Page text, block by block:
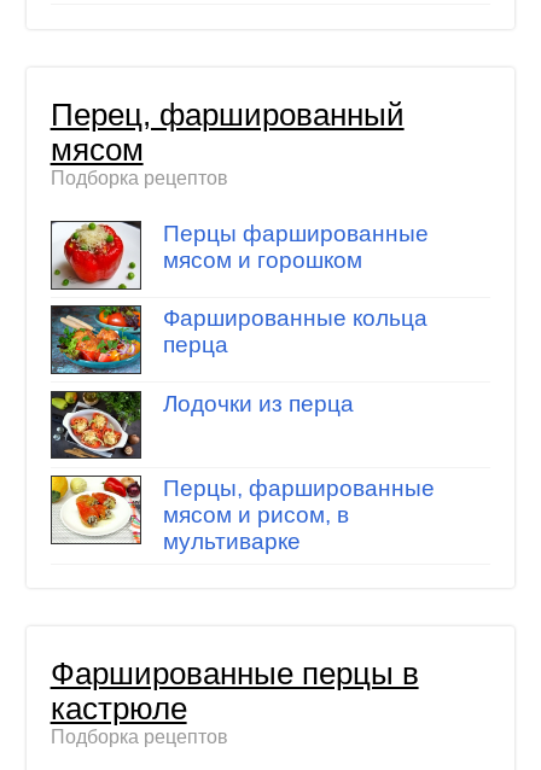
Перец, фаршированный
мясом
Подборка рецептов
Перцы фаршированные
мясом и горошком
Фаршированные кольца
перца
Лодочки из перца
Перцы, фаршированные
мясом и рисом, в
мультиварке
Фаршированные перцы в
кастрюле
Подборка рецептов